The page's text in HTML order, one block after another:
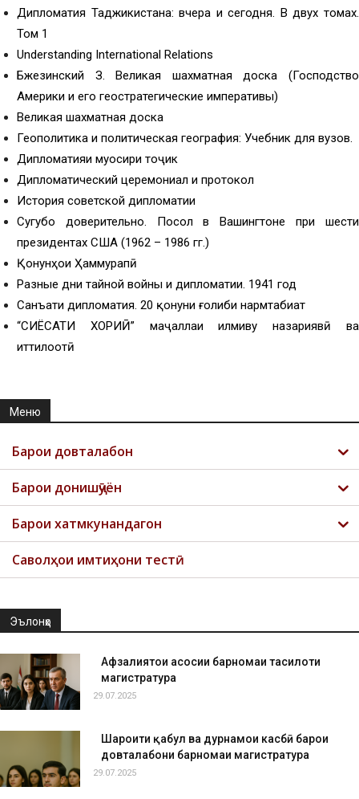
Дипломатия Таджикистана: вчера и сегодня. В двух томах.
Том 1
Understanding International Relations
Бжезинский З. Великая шахматная доска (Господство
Америки и его геостратегические императивы)
Великая шахматная доска
Геополитика и политическая география: Учебник для вузов.
Дипломатияи муосири тоҷик
Дипломатический церемониал и протокол
История советской дипломатии
Сугубо доверительно. Посол в Вашингтоне при шести
президентах США (1962 – 1986 гг.)
Қонунҳои Ҳаммурапӣ
Разные дни тайной войны и дипломатии. 1941 год
Санъати дипломатия. 20 қонуни ғолиби нармтабиат
“СИЁСАТИ ХОРИҶӢ” маҷаллаи илмиву назариявӣ ва
иттилоотӣ
Меню
Барои довталабон
Барои донишҷӯён
Барои хатмкунандагон
Саволҳои имтиҳони тестӣ
Эълонҳо
Афзалиятҳои асосии барномаи таҳсилоти
магистратура
29.07.2025
Шароити қабул ва дурнамои касбӣ барои
довталабони барномаи магистратура
29.07.2025